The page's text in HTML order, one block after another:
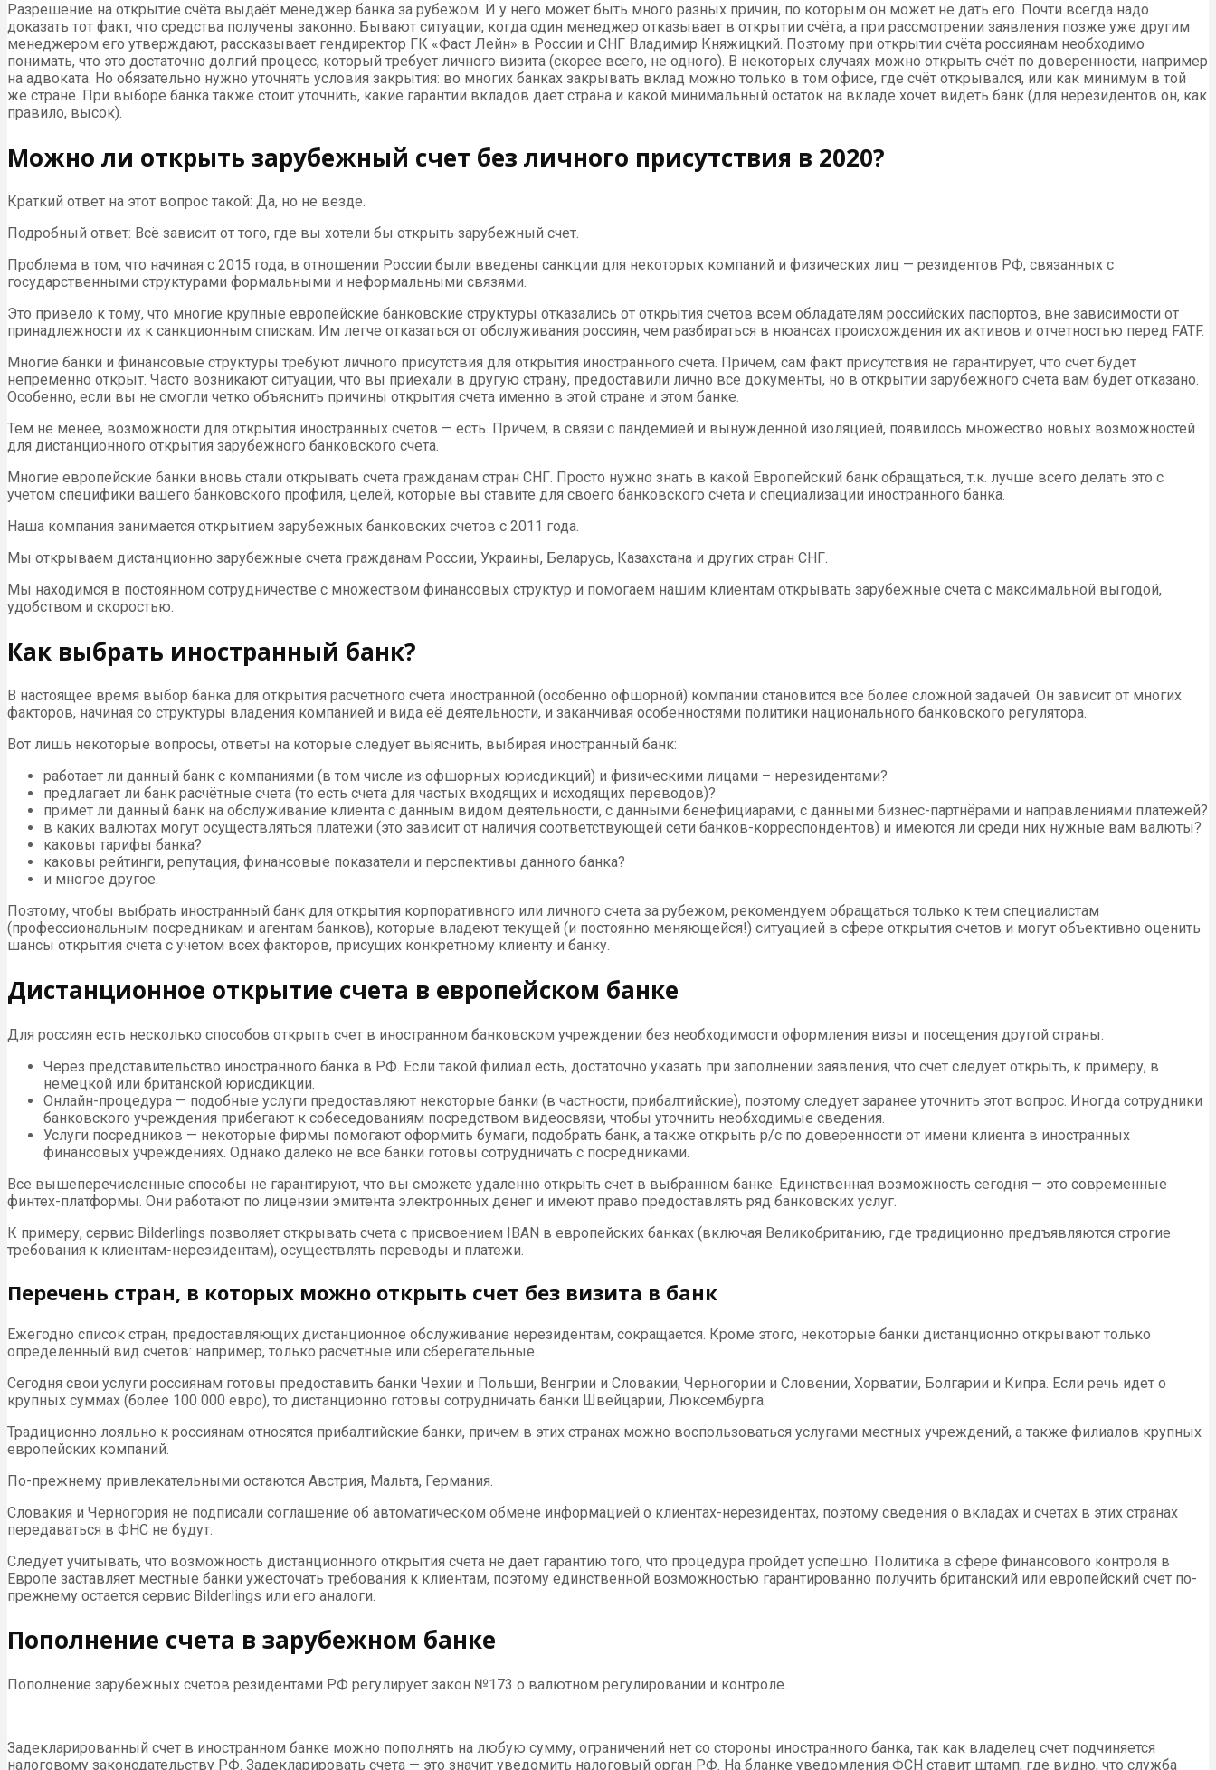
Разрешение на открытие счёта выдаёт менеджер банка за рубежом. И у него может быть много разных причин, по которым он может не дать его. Почти всегда надо
доказать тот факт, что средства получены законно. Бывают ситуации, когда один менеджер отказывает в открытии счёта, а при рассмотрении заявления позже уже другим
менеджером его утверждают, рассказывает гендиректор ГК «Фаст Лейн» в России и СНГ Владимир Княжицкий. Поэтому при открытии счёта россиянам необходимо
понимать, что это достаточно долгий процесс, который требует личного визита (скорее всего, не одного). В некоторых случаях можно открыть счёт по доверенности, например
на адвоката. Но обязательно нужно уточнять условия закрытия: во многих банках закрывать вклад можно только в том офисе, где счёт открывался, или как минимум в той
же стране. При выборе банка также стоит уточнить, какие гарантии вкладов даёт страна и какой минимальный остаток на вкладе хочет видеть банк (для нерезидентов он, как
правило, высок).
Можно ли открыть зарубежный счет без личного присутствия в 2020?
Краткий ответ на этот вопрос такой: Да, но не везде.
Подробный ответ: Всё зависит от того, где вы хотели бы открыть зарубежный счет.
Проблема в том, что начиная с 2015 года, в отношении России были введены санкции для некоторых компаний и физических лиц — резидентов РФ, связанных с
государственными структурами формальными и неформальными связями.
Это привело к тому, что многие крупные европейские банковские структуры отказались от открытия счетов всем обладателям российских паспортов, вне зависимости от
принадлежности их к санкционным спискам. Им легче отказаться от обслуживания россиян, чем разбираться в нюансах происхождения их активов и отчетностью перед FATF.
Многие банки и финансовые структуры требуют личного присутствия для открытия иностранного счета. Причем, сам факт присутствия не гарантирует, что счет будет
непременно открыт. Часто возникают ситуации, что вы приехали в другую страну, предоставили лично все документы, но в открытии зарубежного счета вам будет отказано.
Особенно, если вы не смогли четко объяснить причины открытия счета именно в этой стране и этом банке.
Тем не менее, возможности для открытия иностранных счетов — есть. Причем, в связи с пандемией и вынужденной изоляцией, появилось множество новых возможностей
для дистанционного открытия зарубежного банковского счета.
Многие европейские банки вновь стали открывать счета гражданам стран СНГ. Просто нужно знать в какой Европейский банк обращаться, т.к. лучше всего делать это с
учетом специфики вашего банковского профиля, целей, которые вы ставите для своего банковского счета и специализации иностранного банка.
Наша компания занимается открытием зарубежных банковских счетов с 2011 года.
Мы открываем дистанционно зарубежные счета гражданам России, Украины, Беларусь, Казахстана и других стран СНГ.
Мы находимся в постоянном сотрудничестве с множеством финансовых структур и помогаем нашим клиентам открывать зарубежные счета с максимальной выгодой,
удобством и скоростью.
Как выбрать иностранный банк?
В настоящее время выбор банка для открытия расчётного счёта иностранной (особенно офшорной) компании становится всё более сложной задачей. Он зависит от многих
факторов, начиная со структуры владения компанией и вида её деятельности, и заканчивая особенностями политики национального банковского регулятора.
Вот лишь некоторые вопросы, ответы на которые следует выяснить, выбирая иностранный банк:
работает ли данный банк с компаниями (в том числе из офшорных юрисдикций) и физическими лицами – нерезидентами?
предлагает ли банк расчётные счета (то есть счета для частых входящих и исходящих переводов)?
примет ли данный банк на обслуживание клиента с данным видом деятельности, с данными бенефициарами, с данными бизнес-партнёрами и направлениями платежей?
в каких валютах могут осуществляться платежи (это зависит от наличия соответствующей сети банков-корреспондентов) и имеются ли среди них нужные вам валюты?
каковы тарифы банка?
каковы рейтинги, репутация, финансовые показатели и перспективы данного банка?
и многое другое.
Поэтому, чтобы выбрать иностранный банк для открытия корпоративного или личного счета за рубежом, рекомендуем обращаться только к тем специалистам
(профессиональным посредникам и агентам банков), которые владеют текущей (и постоянно меняющейся!) ситуацией в сфере открытия счетов и могут объективно оценить
шансы открытия счета с учетом всех факторов, присущих конкретному клиенту и банку.
Дистанционное открытие счета в европейском банке
Для россиян есть несколько способов открыть счет в иностранном банковском учреждении без необходимости оформления визы и посещения другой страны:
Через представительство иностранного банка в РФ. Если такой филиал есть, достаточно указать при заполнении заявления, что счет следует открыть, к примеру, в
немецкой или британской юрисдикции.
Онлайн-процедура — подобные услуги предоставляют некоторые банки (в частности, прибалтийские), поэтому следует заранее уточнить этот вопрос. Иногда сотрудники
банковского учреждения прибегают к собеседованиям посредством видеосвязи, чтобы уточнить необходимые сведения.
Услуги посредников — некоторые фирмы помогают оформить бумаги, подобрать банк, а также открыть р/с по доверенности от имени клиента в иностранных
финансовых учреждениях. Однако далеко не все банки готовы сотрудничать с посредниками.
Все вышеперечисленные способы не гарантируют, что вы сможете удаленно открыть счет в выбранном банке. Единственная возможность сегодня — это современные
финтех-платформы. Они работают по лицензии эмитента электронных денег и имеют право предоставлять ряд банковских услуг.
К примеру, сервис Bilderlings позволяет открывать счета с присвоением IBAN в европейских банках (включая Великобританию, где традиционно предъявляются строгие
требования к клиентам-нерезидентам), осуществлять переводы и платежи.
Перечень стран, в которых можно открыть счет без визита в банк
Ежегодно список стран, предоставляющих дистанционное обслуживание нерезидентам, сокращается. Кроме этого, некоторые банки дистанционно открывают только
определенный вид счетов: например, только расчетные или сберегательные.
Сегодня свои услуги россиянам готовы предоставить банки Чехии и Польши, Венгрии и Словакии, Черногории и Словении, Хорватии, Болгарии и Кипра. Если речь идет о
крупных суммах (более 100 000 евро), то дистанционно готовы сотрудничать банки Швейцарии, Люксембурга.
Традиционно лояльно к россиянам относятся прибалтийские банки, причем в этих странах можно воспользоваться услугами местных учреждений, а также филиалов крупных
европейских компаний.
По-прежнему привлекательными остаются Австрия, Мальта, Германия.
Словакия и Черногория не подписали соглашение об автоматическом обмене информацией о клиентах-нерезидентах, поэтому сведения о вкладах и счетах в этих странах
передаваться в ФНС не будут.
Следует учитывать, что возможность дистанционного открытия счета не дает гарантию того, что процедура пройдет успешно. Политика в сфере финансового контроля в
Европе заставляет местные банки ужесточать требования к клиентам, поэтому единственной возможностью гарантированно получить британский или европейский счет по-
прежнему остается сервис Bilderlings или его аналоги.
Пополнение счета в зарубежном банке
Пополнение зарубежных счетов резидентами РФ регулирует закон №173 о валютном регулировании и контроле.
Задекларированный счет в иностранном банке можно пополнять на любую сумму, ограничений нет со стороны иностранного банка, так как владелец счет подчиняется
налоговому законодательству РФ. Задекларировать счета — это значит уведомить налоговый орган РФ. На бланке уведомления ФСН ставит штамп, где видно, что служба